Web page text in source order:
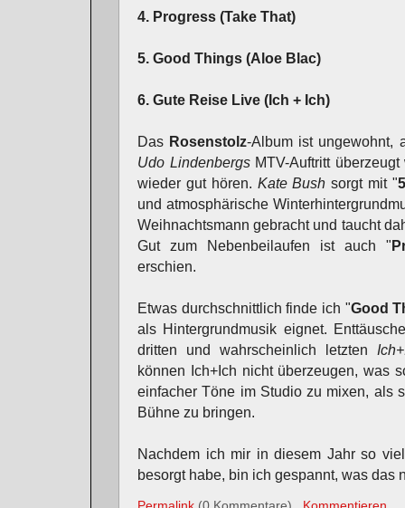
4. Progress (Take That)
5. Good Things (Aloe Blac)
6. Gute Reise Live (Ich + Ich)
Das Rosenstolz-Album ist ungewohnt,
Udo LindenbergsMTV-Auftritt
wieder gut hören. Kate Bush sorgt mit "
und atmosphärische
Weihnachtsmann gebracht und taucht
Gut zum Nebenbeilaufen ist auch "
erschien.
Etwas durchschnittlich finde ich "Good
als Hintergrundmusik eignet.
dritten und wahrscheinlich letzten
können Ich+Ich nicht überzeugen, was
einfacher Töne im Studio zu mixen, als
Bühne zu bringen.
Nachdem ich mir in diesem Jahr so
besorgt habe, bin ich gespannt, was das